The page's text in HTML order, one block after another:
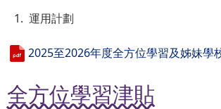
1. 運用計劃
2025至2026年度全方位學習及姊妹學
全方位學習津貼